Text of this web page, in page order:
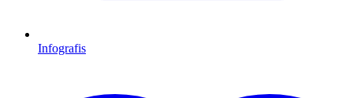
Infografis